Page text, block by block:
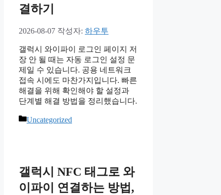
결하기
2026-08-07 작성자: 하우투
갤럭시 와이파이 로그인 페이지 저
장 안 될 때는 자동 로그인 설정 문
제일 수 있습니다. 공용 네트워크
접속 시에도 마찬가지입니다. 빠른
해결을 위해 확인해야 할 설정과
단계별 해결 방법을 정리했습니다.
카
Uncategorized
갤럭시 NFC 태그로 와
이파이 연결하는 방법,